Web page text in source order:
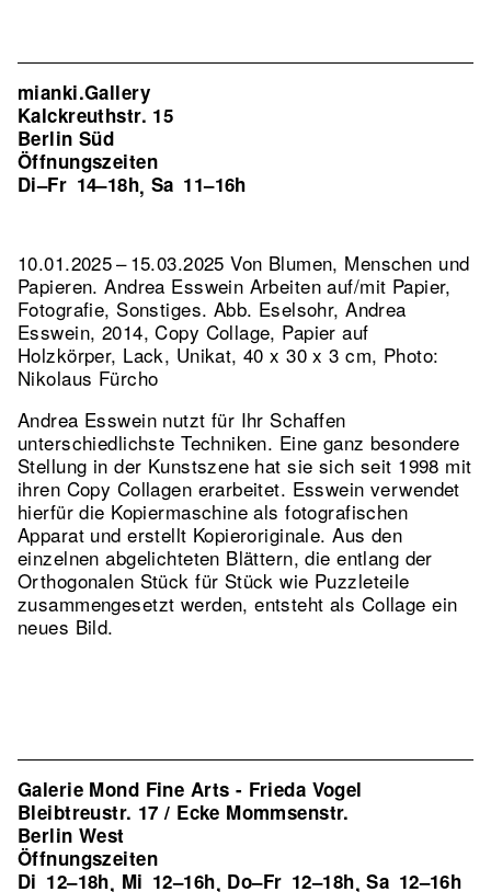
mianki.Gallery
Kalckreuthstr. 15
Berlin Süd
Öffnungszeiten
Di–Fr 14–18h, Sa 11–16h
10.01.2025 – 15.03.2025 Von Blumen, Menschen und
Papieren. Andrea Esswein Arbeiten auf/mit Papier,
Fotografie, Sonstiges. Abb. Eselsohr, Andrea
Esswein, 2014, Copy Collage, Papier auf
Holzkörper, Lack, Unikat, 40 x 30 x 3 cm, Photo:
Nikolaus Fürcho
Andrea Esswein nutzt für Ihr Schaffen
unterschiedlichste Techniken. Eine ganz besondere
Stellung in der Kunstszene hat sie sich seit 1998 mit
ihren Copy Collagen erarbeitet. Esswein verwendet
hierfür die Kopiermaschine als fotografischen
Apparat und erstellt Kopieroriginale. Aus den
einzelnen abgelichteten Blättern, die entlang der
Orthogonalen Stück für Stück wie Puzzleteile
zusammengesetzt werden, entsteht als Collage ein
neues Bild.
Galerie Mond Fine Arts - Frieda Vogel
Bleibtreustr. 17 / Ecke Mommsenstr.
Berlin West
Öffnungszeiten
Di 12–18h, Mi 12–16h, Do–Fr 12–18h,Sa 12–16h